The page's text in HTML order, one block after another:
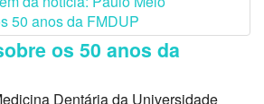
os 50 anos da
Dentária da Universidade